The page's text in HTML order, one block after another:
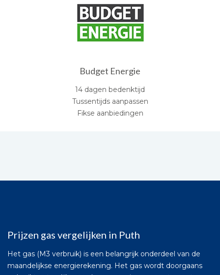
Budget Energie
14 dagen bedenktijd
Tussentijds aanpassen
Fikse aanbiedingen
Prijzen gas vergelijken in Puth
Het gas (M3 verbruik) is een belangrijk onderdeel van de
maandelijkse energierekening. Het gas wordt doorgaans